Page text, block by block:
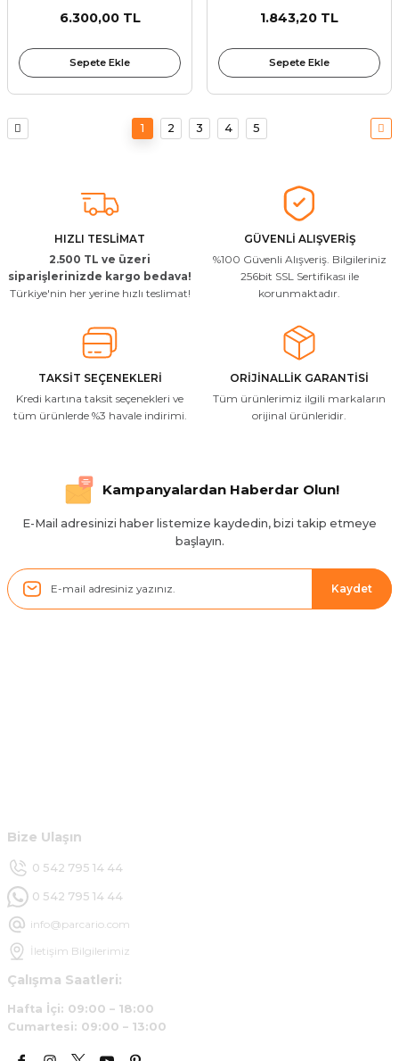
6.300,00 TL
Sepete Ekle
1.843,20 TL
Sepete Ekle
1 2 3 4 5
HIZLI TESLİMAT
2.500 TL ve üzeri
siparişlerinizde kargo bedava!
Türkiye'nin her yerine hızlı teslimat!
GÜVENLİ ALIŞVERİŞ
%100 Güvenli Alışveriş. Bilgileriniz
256bit SSL Sertifikası ile
korunmaktadır.
TAKSİT SEÇENEKLERİ
Kredi kartına taksit seçenekleri ve
tüm ürünlerde %3 havale indirimi.
ORİJİNALLİK GARANTİSİ
Tüm ürünlerimiz ilgili markaların
orijinal ürünleridir.
Kampanyalardan Haberdar Olun!
E-Mail adresinizi haber listemize kaydedin, bizi takip etmeye
başlayın.
Kaydet
Bize Ulaşın
0 542 795 14 44
0 542 795 14 44
info@parcario.com
İletişim Bilgilerimiz
Çalışma Saatleri:
Hafta İçi: 09:00 – 18:00
Cumartesi: 09:00 – 13:00